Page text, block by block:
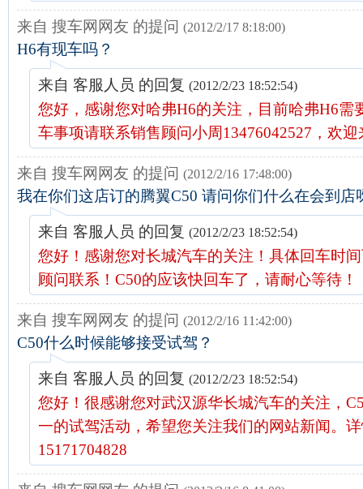
来自 搜车网网友 的提问 (2012/2/17 8:18:00)
H6有现车吗？
来自 客服人员 的回复 (2012/2/23 18:52:54)
您好，感谢您对哈弗H6的关注，目前哈弗H6需
车事项请联系销售顾问小周13476042527，欢迎
来自 搜车网网友 的提问 (2012/2/16 17:48:00)
我在你们这店订的腾翼C50 请问你们什么在会到店
来自 客服人员 的回复 (2012/2/23 18:52:54)
您好！感谢您对长城汽车的关注！具体回车时
顾问联系！C50的应该快回车了，请耐心等待！
来自 搜车网网友 的提问 (2012/2/16 11:42:00)
C50什么时候能够接受试驾？
来自 客服人员 的回复 (2012/2/23 18:52:54)
您好！很感谢您对武汉源华长城汽车的关注，
一的试驾活动，希望您关注我们的网站新闻。
15171704828